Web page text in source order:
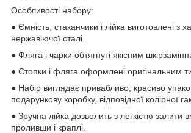
Особливості набору:
● Ємність, стаканчики і лійка виготовлені з
нержавіючої сталі.
● Фляга і чарки обтягнуті якісним
● Стопки і фляга оформлені оригінальним
● Набір виглядає привабливо, красиво
подарункову коробку, відповідної колірної
● Зручна лійка дозволить з легкістю залити
проливши і краплі.